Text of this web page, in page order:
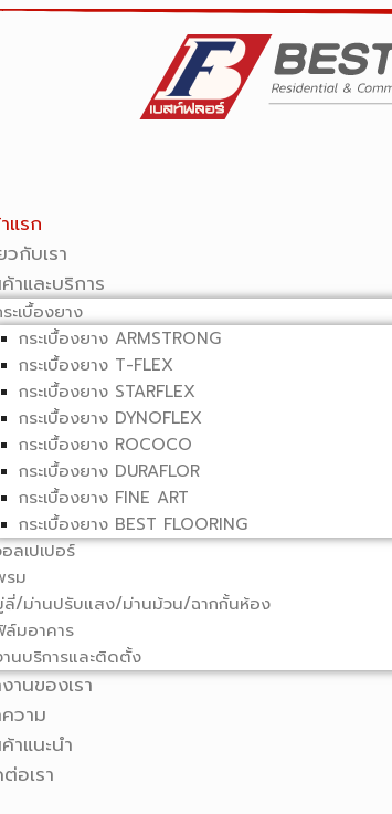
แรก
วกับเรา
าและบริการ
ะเบื้องยาง
กระเบื้องยาง ARMSTRONG
กระเบื้องยาง T-FLEX
กระเบื้องยาง STARFLEX
กระเบื้องยาง DYNOFLEX
กระเบื้องยาง ROCOCO
กระเบื้องยาง DURAFLOR
กระเบื้องยาง FINE ART
กระเบื้องยาง BEST FLOORING
ลเปเปอร์
รม
ลี่/ม่านปรับแสง/ม่านม้วน/ฉากกั้นห้อง
มอาคาร
านบริการและติดตั้ง
านของเรา
วาม
าแนะนำ
อเรา